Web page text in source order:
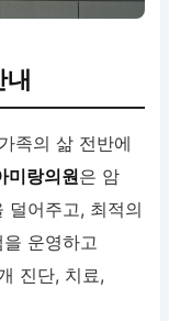
족의 삶 전반에
미랑의원은 암
덜어주고, 최적의
운영하고
진단, 치료,